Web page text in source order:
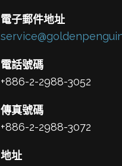
電子郵件地址
電話號碼
+886-2-2988-3052
傳真號碼
+886-2-2988-3072
地址